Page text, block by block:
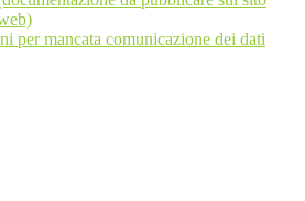
per mancata comunicazione dei dati